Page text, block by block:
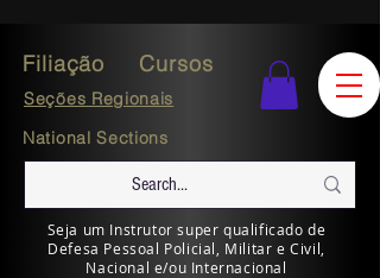
Filiação Cursos
Seções Regionais
National Sections
Seja um Instrutor super qualificado de
Defesa Pessoal Policial, Militar e Civil,
Nacional e/ou Internacional